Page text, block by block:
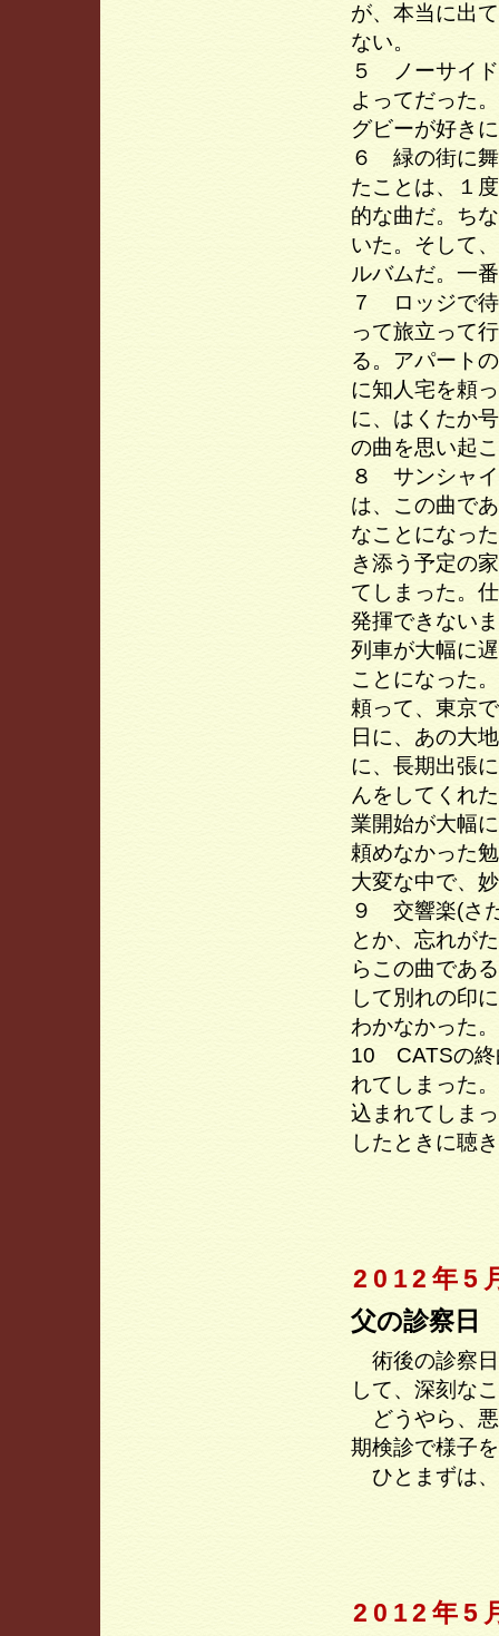
が、本当に出
ない。
５ ノーサイ
よってだった
グビーが好き
６ 緑の街に
たことは、１
的な曲だ。ち
いた。そして
ルバムだ。一
７ ロッジで
って旅立って
る。アパート
に知人宅を頼
に、はくたか
の曲を思い起
８ サンシャ
は、この曲で
なことになっ
き添う予定の
てしまった。
発揮できない
列車が大幅に
ことになった
頼って、東京
日に、あの大
に、長期出張
んをしてくれ
業開始が大幅
頼めなかった
大変な中で、
９ 交響楽(さ
とか、忘れが
らこの曲であ
して別れの印
わかなかった。
10 CATSの終
れてしまった
込まれてしま
したときに聴
2012年5
父の診察日
術後の診察日
して、深刻な
どうやら、悪
期検診で様子
ひとまずは
2012年5